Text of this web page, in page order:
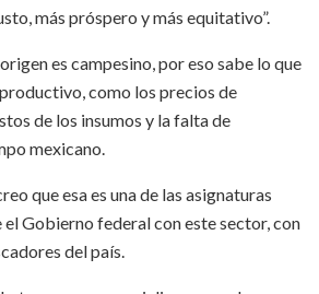
más próspero y más equitativo”.
es campesino, por eso sabe lo que
como los precios de
de los insumos y la falta de
mexicano.
que esa es una de las asignaturas
el Gobierno federal con este sector, con
del país.